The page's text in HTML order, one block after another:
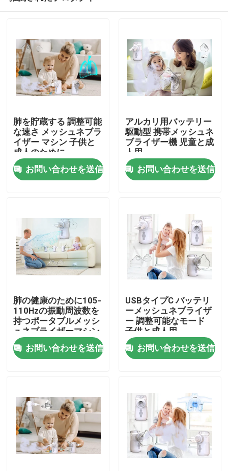
家
私達について
工場旅行
品質管理
接触米国
場合
携帯用網の噴霧器
肺を貯蔵する 調整可能
な速さ メッシュネブラ
イザー マシン 子供と
成人のために
お問い合わせを送信
アルカリ用バッテリー
駆動型 携帯メッシュネ
ブライザー機 児童と成
人用
お問い合わせを送信
肺の健康のために105-
110Hzの振動周波数を
持つポータブルメッシ
ュネブライザーマシン
お問い合わせを送信
USBタイプC バッテリ
ーメッシュネブライザ
ー 調整可能なモード
子供と成人用
お問い合わせを送信